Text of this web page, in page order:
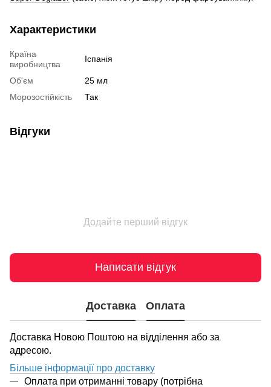
Характеристики
Країна
виробництва
Іспанія
Об'єм
25 мл
Морозостійкість
Так
Відгуки
Додайте перший відгук
Написати відгук
Доставка Оплата
Доставка Новою Поштою на відділення або за
адресою.
Більше інформації про доставку
Оплата при отриманні товару (потрібна